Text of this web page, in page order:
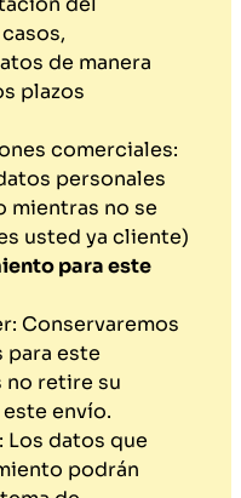
de manera
plazos
comerciales:
personales
mientras no se
usted ya cliente)
para este
Conservaremos
para este
retire su
envío.
Los datos que
podrán